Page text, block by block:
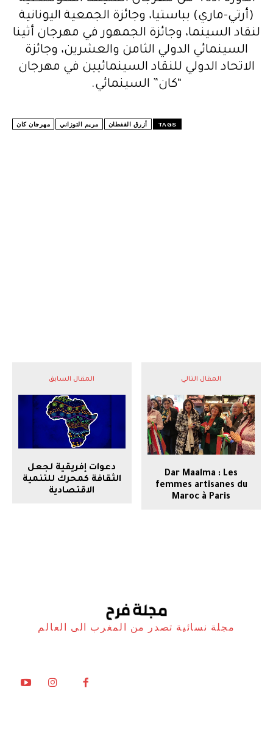
(أرتي-ماري) بباستيا، وجائزة الجمعية اليونانية
لنقاد السينما، وجائزة الجمهور في مهرجان أثينا
السينمائي الدولي الثامن والعشرين، وجائزة
الاتحاد الدولي للنقاد السينمائيين في مهرجان
“كان” السينمائي.
TAGS أزرق القفطان مريم التوزاني مهرجان كان
المقال السابق
دعوات إفريقية لجعل
الثقافة كمحرك للتنمية
الاقتصادية
المقال التالي
Dar Maalma : Les
femmes artisanes du
Maroc à Paris
مجلة نسائية تصدر من المغرب الى العالم